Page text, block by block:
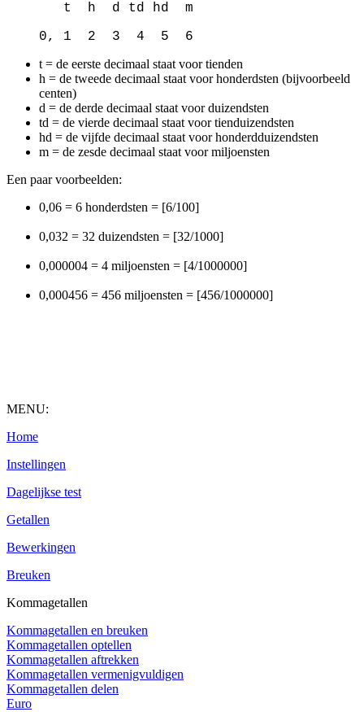
t h d td hd m
0, 1 2 3 4 5 6
t = de eerste decimaal staat voor tienden
h = de tweede decimaal staat voor honderdsten (bijvoorbeeld
centen)
d = de derde decimaal staat voor duizendsten
td = de vierde decimaal staat voor tienduizendsten
hd = de vijfde decimaal staat voor honderdduizendsten
m = de zesde decimaal staat voor miljoensten
Een paar voorbeelden:
0,06 = 6 honderdsten = [6/100]
0,032 = 32 duizendsten = [32/1000]
0,000004 = 4 miljoensten = [4/1000000]
0,000456 = 456 miljoensten = [456/1000000]
MENU:
Home
Instellingen
Dagelijkse test
Getallen
Bewerkingen
Breuken
Kommagetallen
Kommagetallen en breuken
Kommagetallen optellen
Kommagetallen aftrekken
Kommagetallen vermenigvuldigen
Kommagetallen delen
Euro